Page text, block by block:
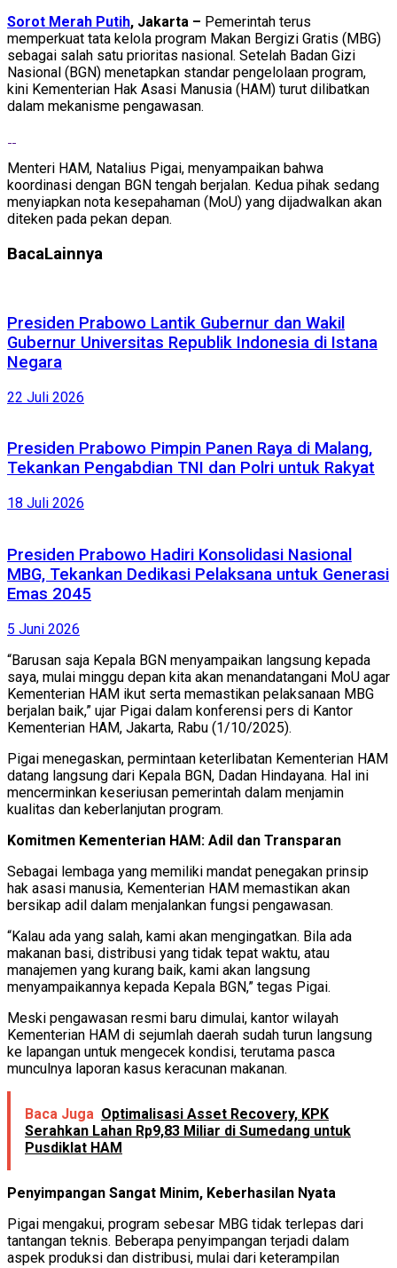
Sorot Merah Putih, Jakarta – Pemerintah terus
memperkuat tata kelola program Makan Bergizi Gratis (MBG)
sebagai salah satu prioritas nasional. Setelah Badan Gizi
Nasional (BGN) menetapkan standar pengelolaan program,
kini Kementerian Hak Asasi Manusia (HAM) turut dilibatkan
dalam mekanisme pengawasan.
Menteri HAM, Natalius Pigai, menyampaikan bahwa
koordinasi dengan BGN tengah berjalan. Kedua pihak sedang
menyiapkan nota kesepahaman (MoU) yang dijadwalkan akan
diteken pada pekan depan.
BacaLainnya
Presiden Prabowo Lantik Gubernur dan Wakil
Gubernur Universitas Republik Indonesia di Istana
Negara
22 Juli 2026
Presiden Prabowo Pimpin Panen Raya di Malang,
Tekankan Pengabdian TNI dan Polri untuk Rakyat
18 Juli 2026
Presiden Prabowo Hadiri Konsolidasi Nasional
MBG, Tekankan Dedikasi Pelaksana untuk Generasi
Emas 2045
5 Juni 2026
“Barusan saja Kepala BGN menyampaikan langsung kepada
saya, mulai minggu depan kita akan menandatangani MoU agar
Kementerian HAM ikut serta memastikan pelaksanaan MBG
berjalan baik,” ujar Pigai dalam konferensi pers di Kantor
Kementerian HAM, Jakarta, Rabu (1/10/2025).
Pigai menegaskan, permintaan keterlibatan Kementerian HAM
datang langsung dari Kepala BGN, Dadan Hindayana. Hal ini
mencerminkan keseriusan pemerintah dalam menjamin
kualitas dan keberlanjutan program.
Komitmen Kementerian HAM: Adil dan Transparan
Sebagai lembaga yang memiliki mandat penegakan prinsip
hak asasi manusia, Kementerian HAM memastikan akan
bersikap adil dalam menjalankan fungsi pengawasan.
“Kalau ada yang salah, kami akan mengingatkan. Bila ada
makanan basi, distribusi yang tidak tepat waktu, atau
manajemen yang kurang baik, kami akan langsung
menyampaikannya kepada Kepala BGN,” tegas Pigai.
Meski pengawasan resmi baru dimulai, kantor wilayah
Kementerian HAM di sejumlah daerah sudah turun langsung
ke lapangan untuk mengecek kondisi, terutama pasca
munculnya laporan kasus keracunan makanan.
Baca Juga Optimalisasi Asset Recovery, KPK
Serahkan Lahan Rp9,83 Miliar di Sumedang untuk
Pusdiklat HAM
Penyimpangan Sangat Minim, Keberhasilan Nyata
Pigai mengakui, program sebesar MBG tidak terlepas dari
tantangan teknis. Beberapa penyimpangan terjadi dalam
aspek produksi dan distribusi, mulai dari keterampilan